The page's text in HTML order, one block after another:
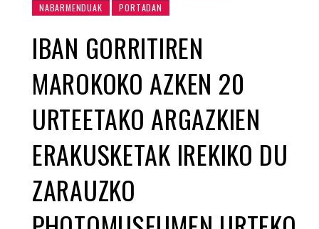
NABARMENDUAK
PORTADAN
IBAN GORRITIREN
MAROKOKO AZKEN 20
URTEETAKO ARGAZKIEN
ERAKUSKETAK IREKIKO DU
ZARAUZKO